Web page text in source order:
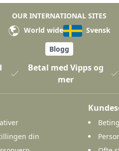
OUR INTERNATIONAL SITES
World wide
Svensk
Blogg
Betal med Vipps og
mer
din